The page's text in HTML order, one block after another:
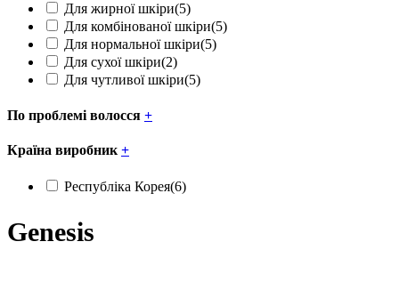
Для жирної шкіри(5)
Для комбінованої шкіри(5)
Для нормальної шкіри(5)
Для сухої шкіри(2)
Для чутливої шкіри(5)
По проблемі волосся +
Країна виробник +
Республіка Корея(6)
Genesis